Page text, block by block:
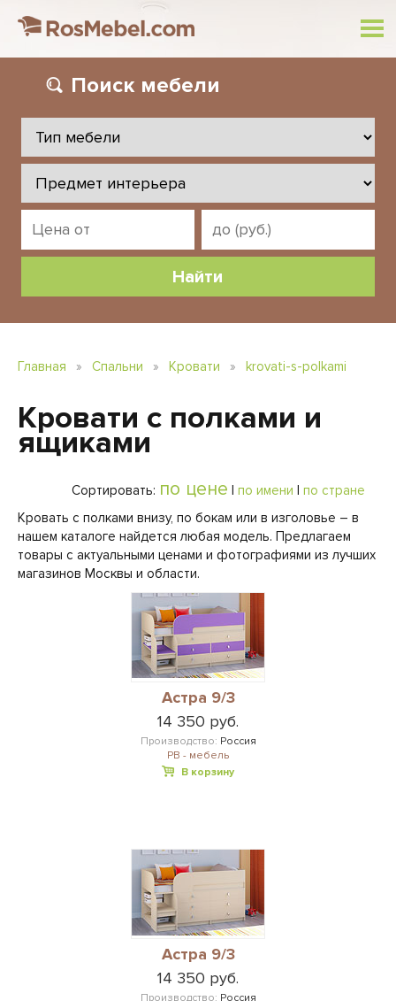
Поиск мебели
Главная » Спальни » Кровати » krovati-s-polkami
Кровати с полками и
ящиками
Сортировать: по цене | по имени | по стране
Кровать с полками внизу, по бокам или в изголовье – в
нашем каталоге найдется любая модель. Предлагаем
товары с актуальными ценами и фотографиями из лучших
магазинов Москвы и области.
Астра 9/3
14 350 руб.
Производство: Россия
РВ - мебель
В корзину
Астра 9/3
14 350 руб.
Производство: Россия